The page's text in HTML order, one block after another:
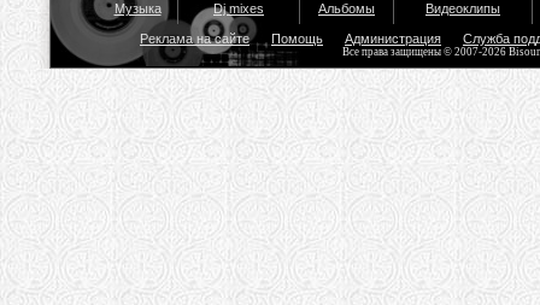
Музыка Dj mixes Альбомы Видеоклипы
Реклама на сайте Помощь Администрация Служба
Все права защищены © 2007-2026